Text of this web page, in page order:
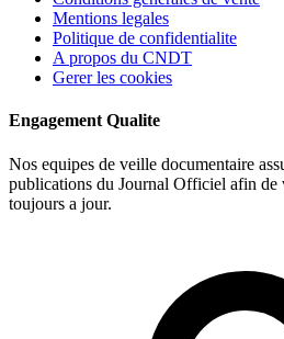
Mentions legales
Politique de confidentialite
A propos du CNDT
Gerer les cookies
Engagement Qualite
Nos equipes de veille documentaire
publications du Journal Officiel afin de
toujours a jour.